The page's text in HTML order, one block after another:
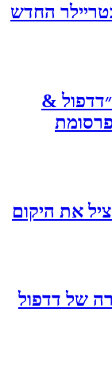
החדש
&
את היקום
של דדפול